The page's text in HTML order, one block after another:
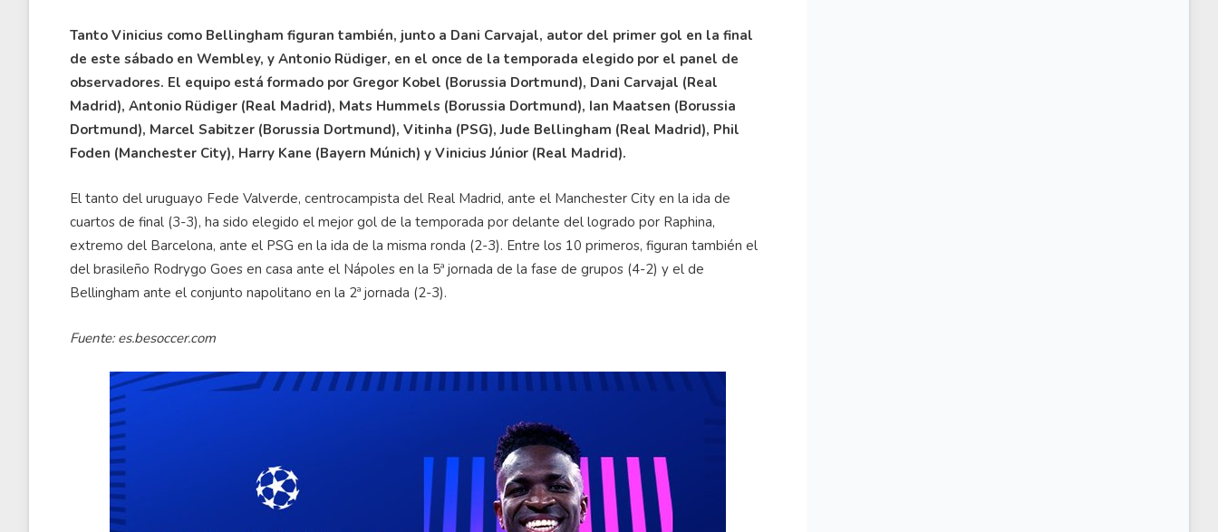
Tanto Vinicius como Bellingham figuran también, junto a Dani Carvajal, autor del primer gol en la final
de este sábado en Wembley, y Antonio Rüdiger, en el once de la temporada elegido por el panel de
observadores. El equipo está formado por Gregor Kobel (Borussia Dortmund), Dani Carvajal (Real
Madrid), Antonio Rüdiger (Real Madrid), Mats Hummels (Borussia Dortmund), Ian Maatsen (Borussia
Dortmund), Marcel Sabitzer (Borussia Dortmund), Vitinha (PSG), Jude Bellingham (Real Madrid), Phil
Foden (Manchester City), Harry Kane (Bayern Múnich) y Vinicius Júnior (Real Madrid).
El tanto del uruguayo Fede Valverde, centrocampista del Real Madrid, ante el Manchester City en la ida de
cuartos de final (3-3), ha sido elegido el mejor gol de la temporada por delante del logrado por Raphina,
extremo del Barcelona, ante el PSG en la ida de la misma ronda (2-3). Entre los 10 primeros, figuran también el
del brasileño Rodrygo Goes en casa ante el Nápoles en la 5ª jornada de la fase de grupos (4-2) y el de
Bellingham ante el conjunto napolitano en la 2ª jornada (2-3).
Fuente: es.besoccer.com